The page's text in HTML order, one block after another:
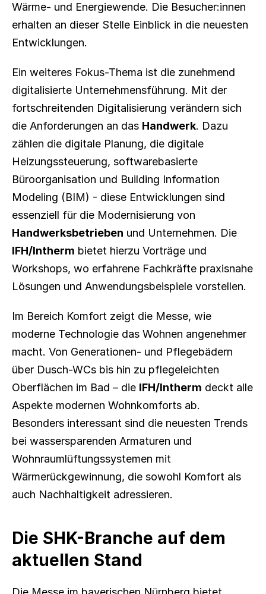
Wärme- und Energiewende. Die Besucher:innen
erhalten an dieser Stelle Einblick in die neuesten
Entwicklungen.
Ein weiteres Fokus-Thema ist die zunehmend
digitalisierte Unternehmensführung. Mit der
fortschreitenden Digitalisierung verändern sich
die Anforderungen an das Handwerk. Dazu
zählen die digitale Planung, die digitale
Heizungssteuerung, softwarebasierte
Büroorganisation und Building Information
Modeling (BIM) - diese Entwicklungen sind
Handwerksbetrieben
IFH/Intherm bietet hierzu Vorträge und
Workshops, wo erfahrene Fachkräfte praxisnahe
Lösungen und Anwendungsbeispiele vorstellen.
Im Bereich Komfort zeigt die Messe, wie
moderne Technologie das Wohnen angenehmer
macht. Von Generationen- und Pflegebädern
über Dusch-WCs bis hin zu pflegeleichten
Oberflächen im Bad – die IFH/Intherm deckt alle
Aspekte modernen Wohnkomforts ab.
Besonders interessant sind die neuesten Trends
bei wassersparenden Armaturen und
Wohnraumlüftungssystemen mit
Wärmerückgewinnung, die sowohl Komfort als
auch Nachhaltigkeit adressieren.
Die SHK-Branche auf dem
aktuellen Stand